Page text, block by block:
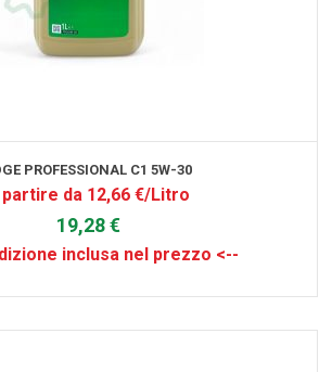
PROFESSIONAL C1 5W-30
partire da 12,66 €/Litro
19,28 €